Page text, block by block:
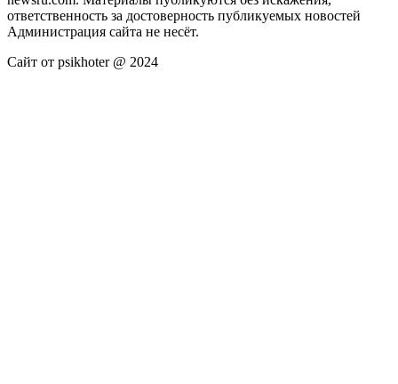
ответственность за достоверность публикуемых новостей
Администрация сайта не несёт.
Сайт от psikhoter @ 2024